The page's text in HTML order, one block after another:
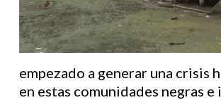
empezado a generar una crisis
en estas comunidades negras e